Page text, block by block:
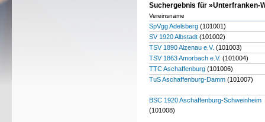
Suchergebnis für »Unterfranken-
Vereinsname
SpVgg Adelsberg (101001)
SV 1920 Albstadt (101002)
TSV 1890 Alzenau e.V. (101003)
TSV 1863 Amorbach e.V. (101004)
TTC Aschaffenburg (101006)
TuS Aschaffenburg-Damm (101007)
BSC 1920 Aschaffenburg-Schweinheim
(101008)